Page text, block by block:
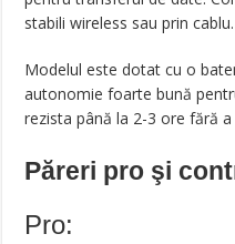
stabili wireless sau prin cablu.
Modelul este dotat cu o
autonomie foarte bună
rezista până la 2-3 ore fără
Păreri pro şi
Pro: